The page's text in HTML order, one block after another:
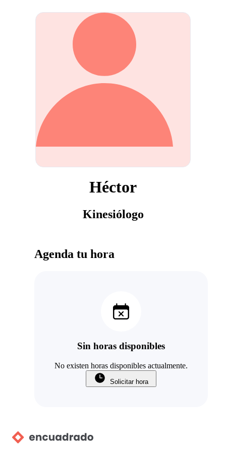
Héctor
Kinesiólogo
Agenda tu hora
Sin horas disponibles
No existen horas disponibles actualmente.
Solicitar hora